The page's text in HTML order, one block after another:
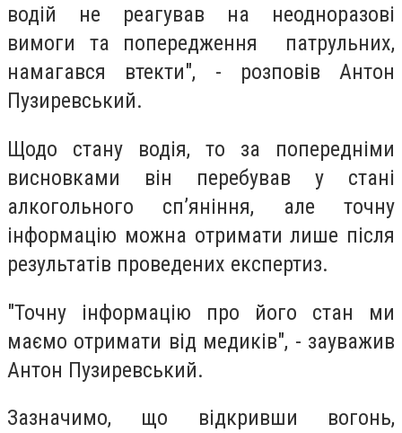
водій не реагував на неодноразові
вимоги та попередження патрульних,
намагався втекти", - розповів Антон
Пузиревський.
Щодо стану водія, то за попередніми
висновками він перебував у стані
алкогольного сп’яніння, але точну
інформацію можна отримати лише після
результатів проведених експертиз.
"Точну інформацію про його стан ми
маємо отримати від медиків", - зауважив
Антон Пузиревський.
Зазначимо, що відкривши вогонь,